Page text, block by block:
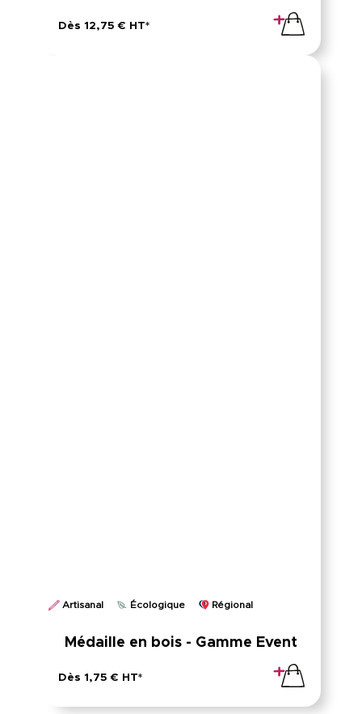
Dès 12,75 € HT*
Artisanal Écologique Régional
Médaille en bois - Gamme Event
Dès 1,75 € HT*